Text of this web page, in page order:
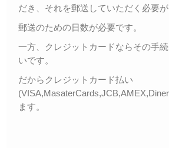
だき、それを郵送していただく必要が
郵送のための日数が必要です。
一方、クレジットカードならその手
いです。
だからクレジットカード払い
ます。